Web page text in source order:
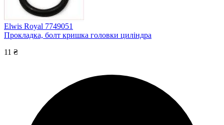
Elwis Royal 7749051
Прокладка, болт кришка головки циліндра
11 ₴